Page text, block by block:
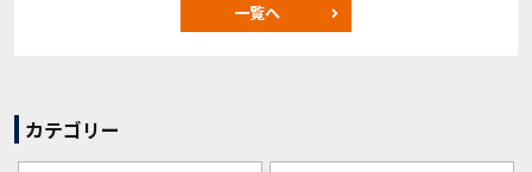
一覧へ
カテゴリー